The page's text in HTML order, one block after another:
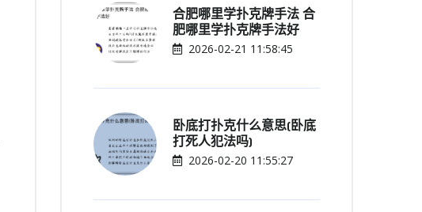
合肥哪里学扑克牌手法 合
肥哪里学扑克牌手法好
2026-02-21 11:58:45
卧底打扑克什么意思(卧底
打死人犯法吗)
2026-02-20 11:55:27